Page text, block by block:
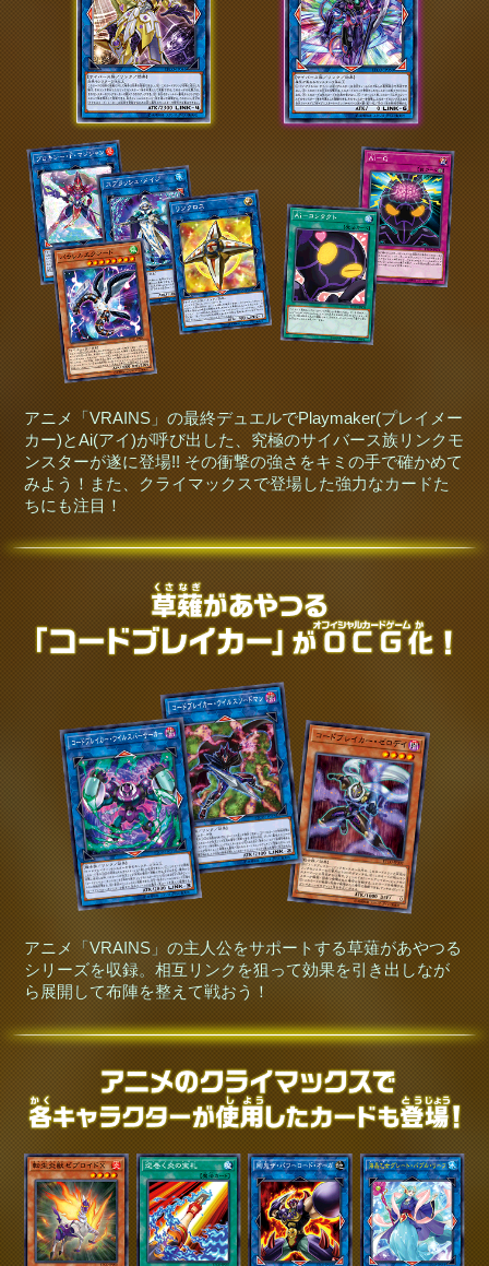
アニメ「VRAINS」の最終デュエルでPlaymaker(プレイメー
カー)とAi(アイ)が呼び出した、究極のサイバース族リンクモ
ンスターが遂に登場!! その衝撃の強さをキミの手で確かめて
みよう！また、クライマックスで登場した強力なカードた
ちにも注目！
アニメ「VRAINS」の主人公をサポートする草薙があやつる
シリーズを収録。相互リンクを狙って効果を引き出しなが
ら展開して布陣を整えて戦おう！